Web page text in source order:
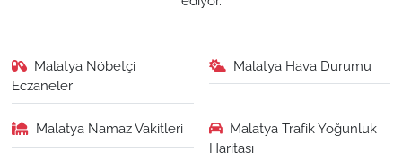
Malatya Nöbetçi
Eczaneler
Malatya Hava Durumu
Malatya Namaz Vakitleri
Malatya Trafik Yoğunluk
Haritası